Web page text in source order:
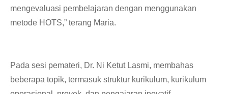
mengevaluasi pembelajaran dengan menggunakan
metode HOTS,” terang Maria.
Pada sesi pemateri, Dr. Ni Ketut Lasmi, membahas
beberapa topik, termasuk struktur kurikulum, kurikulum